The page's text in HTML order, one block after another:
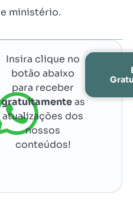
ministério.
Insira clique no
botão abaixo
para receber
gratuitamenteas
atualizações dos
nossos
conteúdos!